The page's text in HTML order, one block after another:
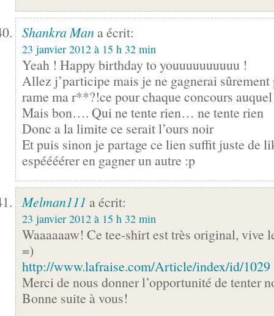
Shankra Man a écrit:
23 janvier 2012 à 15 h 32 min
Yeah ! Happy birthday to youuuuuuuuuu !
Allez j’participe mais je ne gagnerai
rame ma r**?!ce pour chaque concours
Mais bon…. Qui ne tente rien… ne tente rien
Donc a la limite ce serait l’ours noir
Et puis sinon je partage ce lien suffit juste de
espéééérer en gagner un autre :p
Melman111 a écrit:
23 janvier 2012 à 15 h 32 min
Waaaaaaw! Ce tee-shirt est très original, vive
=)
http://www.lafraise.com/Article/index/id/1029
Merci de nous donner l’opportunité de tenter
Bonne suite à vous!